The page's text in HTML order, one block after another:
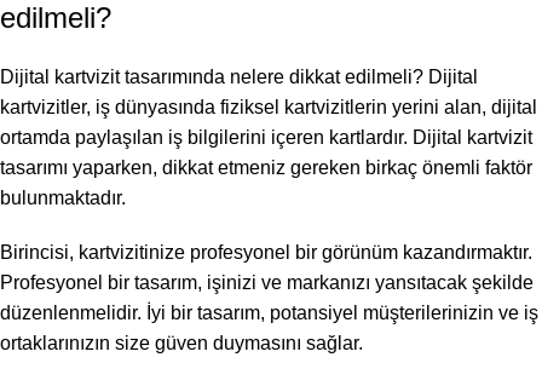
edilmeli?
Dijital kartvizit tasarımında nelere dikkat edilmeli? Dijital
kartvizitler, iş dünyasında fiziksel kartvizitlerin yerini alan, dijital
ortamda paylaşılan iş bilgilerini içeren kartlardır. Dijital kartvizit
tasarımı yaparken, dikkat etmeniz gereken birkaç önemli faktör
bulunmaktadır.
Birincisi, kartvizitinize profesyonel bir görünüm kazandırmaktır.
Profesyonel bir tasarım, işinizi ve markanızı yansıtacak şekilde
düzenlenmelidir. İyi bir tasarım, potansiyel müşterilerinizin ve iş
ortaklarınızın size güven duymasını sağlar.